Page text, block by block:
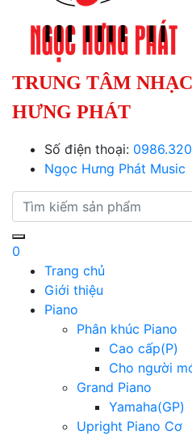
TRUNG TÂM
HƯNG PHÁT
Số điện thoại:
Ngọc Hưng Phát Music
0
Trang chủ
Giới thiệu
Piano
Phân khúc Piano
Cao cấp(P)
Cho người
Grand Piano
Yamaha(GP)
Upright Piano Cơ